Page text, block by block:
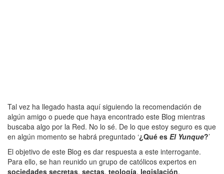
Tal vez ha llegado hasta aquí siguiendo la recomendación de
algún amigo o puede que haya encontrado este Blog mientras
buscaba algo por la Red. No lo sé. De lo que estoy seguro es que
en algún momento se habrá preguntado ‘¿Qué es El Yunque?’
El objetivo de este Blog es dar respuesta a este interrogante.
Para ello, se han reunido un grupo de católicos expertos en
sociedades secretas, sectas, teología, legislación,